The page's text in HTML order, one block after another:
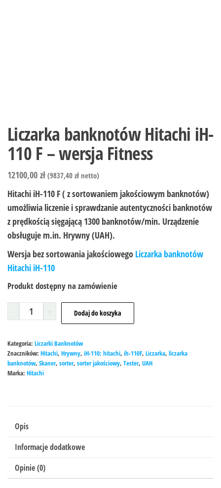
Liczarka banknotów Hitachi iH-
110 F – wersja Fitness
12100,00 zł (9837,40 zł netto)
Hitachi iH-110 F ( z sortowaniem jakościowym banknotów)
umożliwia liczenie i sprawdzanie autentyczności banknotów
z prędkością sięgającą 1300 banknotów/min. Urządzenie
obsługuje m.in. Hrywny (UAH).
Wersja bez sortowania jakościowego Liczarka banknotów
Hitachi iH-110
Produkt dostępny na zamówienie
Dodaj do koszyka
Kategoria: Liczarki Banknotów
Znaczników: Hitachi, Hrywny, iH-110; hitachi, ih-110F, Liczarka, liczarka
banknotów, Skaner, sorter, sorter jakościowy, Tester, UAH
Marka: Hitachi
Opis
Informacje dodatkowe
Opinie (0)